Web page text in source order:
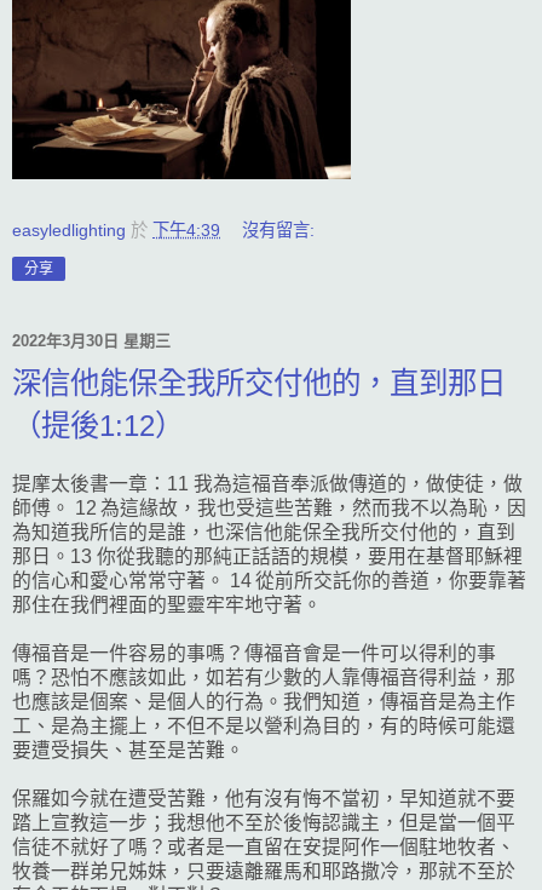
easyledlighting 於 下午4:39 沒有留言:
分享
2022年3月30日 星期三
深信他能保全我所交付他的，直到那日
（提後1:12）
提摩太後書一章：11 我為這福音奉派做傳道的，做使徒，做
師傅。 12 為這緣故，我也受這些苦難，然而我不以為恥，因
為知道我所信的是誰，也深信他能保全我所交付他的，直到
那日。13 你從我聽的那純正話語的規模，要用在基督耶穌裡
的信心和愛心常常守著。 14 從前所交託你的善道，你要靠著
那住在我們裡面的聖靈牢牢地守著。
傳福音是一件容易的事嗎？傳福音會是一件可以得利的事
嗎？恐怕不應該如此，如若有少數的人靠傳福音得利益，那
也應該是個案、是個人的行為。我們知道，傳福音是為主作
工、是為主擺上，不但不是以營利為目的，有的時候可能還
要遭受損失、甚至是苦難。
保羅如今就在遭受苦難，他有沒有悔不當初，早知道就不要
踏上宣教這一步；我想他不至於後悔認識主，但是當一個平
信徒不就好了嗎？或者是一直留在安提阿作一個駐地牧者、
牧養一群弟兄姊妹，只要遠離羅馬和耶路撒冷，那就不至於